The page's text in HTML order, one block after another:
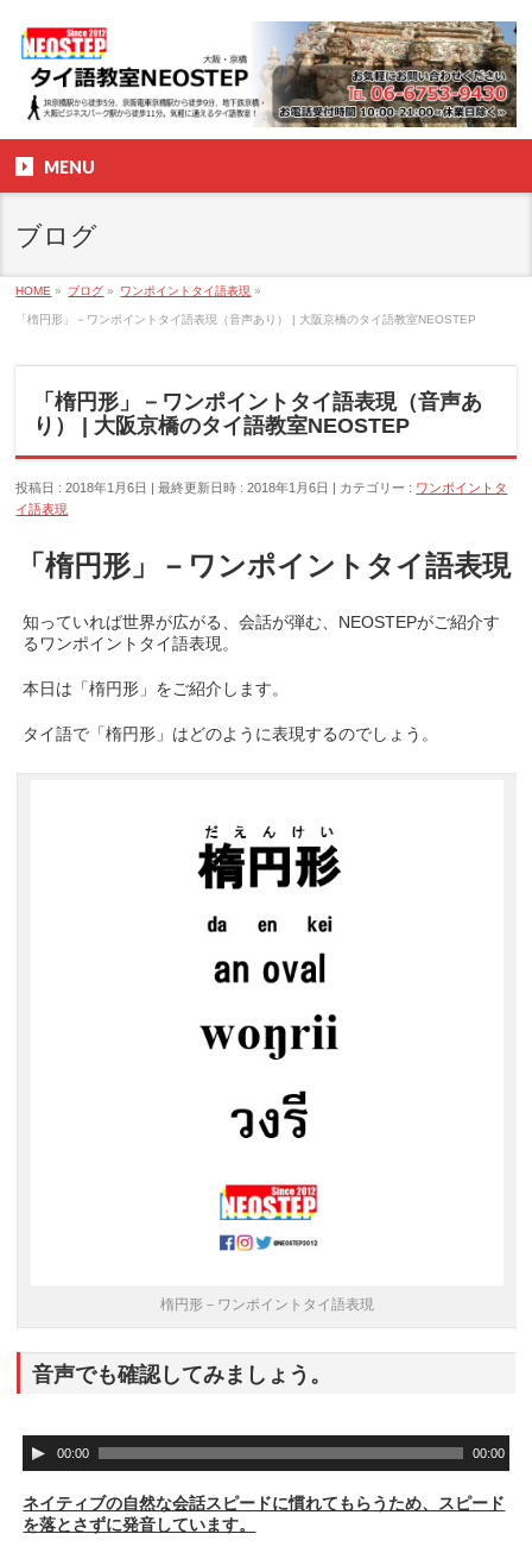
MENU
ブログ
HOME » ブログ » ワンポイントタイ語表現 »
「楕円形」－ワンポイントタイ語表現（音声あり） | 大阪京橋のタイ語教室NEOSTEP
「楕円形」－ワンポイントタイ語表現（音声あ
り） | 大阪京橋のタイ語教室NEOSTEP
投稿日 : 2018年1月6日 最終更新日時 : 2018年1月6日 カテゴリー : ワンポイントタ
イ語表現
「楕円形」－ワンポイントタイ語表現
知っていれば世界が広がる、会話が弾む、NEOSTEPがご紹介す
るワンポイントタイ語表現。
本日は「楕円形」をご紹介します。
タイ語で「楕円形」はどのように表現するのでしょう。
楕円形－ワンポイントタイ語表現
音声でも確認してみましょう。
音
声
レ
ー
00:00 00:00
ネイティブの自然な会話スピードに慣れてもらうため、スピード
を落とさずに発音しています。